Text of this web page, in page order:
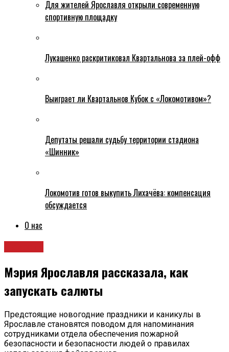
Для жителей Ярославля открыли современную
спортивную площадку
Лукашенко раскритиковал Квартальнова за плей-офф
Выиграет ли Квартальнов Кубок с «Локомотивом»?
Депутаты решали судьбу территории стадиона
«Шинник»
Локомотив готов выкупить Лихачёва: компенсация
обсуждается
О нас
Мэрия Ярославля рассказала, как
запускать салюты
Предстоящие новогодние праздники и каникулы в
Ярославле становятся поводом для напоминания
сотрудниками отдела обеспечения пожарной
безопасности и безопасности людей о правилах